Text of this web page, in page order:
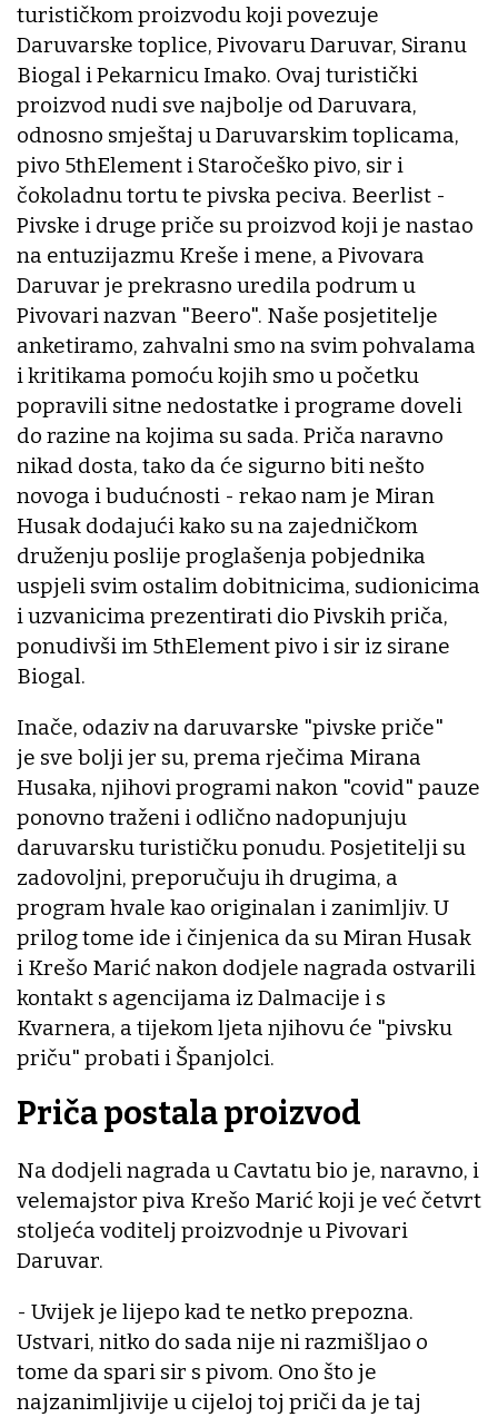
turističkom proizvodu koji povezuje
Daruvarske toplice, Pivovaru Daruvar, Siranu
Biogal i Pekarnicu Imako. Ovaj turistički
proizvod nudi sve najbolje od Daruvara,
odnosno smještaj u Daruvarskim toplicama,
pivo 5thElement i Staročeško pivo, sir i
čokoladnu tortu te pivska peciva. Beerlist -
Pivske i druge priče su proizvod koji je nastao
na entuzijazmu Kreše i mene, a Pivovara
Daruvar je prekrasno uredila podrum u
Pivovari nazvan "Beero". Naše posjetitelje
anketiramo, zahvalni smo na svim pohvalama
i kritikama pomoću kojih smo u početku
popravili sitne nedostatke i programe doveli
do razine na kojima su sada. Priča naravno
nikad dosta, tako da će sigurno biti nešto
novoga i budućnosti - rekao nam je Miran
Husak dodajući kako su na zajedničkom
druženju poslije proglašenja pobjednika
uspjeli svim ostalim dobitnicima, sudionicima
i uzvanicima prezentirati dio Pivskih priča,
ponudivši im 5thElement pivo i sir iz sirane
Biogal.
Inače, odaziv na daruvarske "pivske priče"
je sve bolji jer su, prema rječima Mirana
Husaka, njihovi programi nakon "covid" pauze
ponovno traženi i odlično nadopunjuju
daruvarsku turističku ponudu. Posjetitelji su
zadovoljni, preporučuju ih drugima, a
program hvale kao originalan i zanimljiv. U
prilog tome ide i činjenica da su Miran Husak
i Krešo Marić nakon dodjele nagrada ostvarili
kontakt s agencijama iz Dalmacije i s
Kvarnera, a tijekom ljeta njihovu će "pivsku
priču" probati i Španjolci.
Priča postala proizvod
Na dodjeli nagrada u Cavtatu bio je, naravno, i
velemajstor piva Krešo Marić koji je već četvrt
stoljeća voditelj proizvodnje u Pivovari
Daruvar.
- Uvijek je lijepo kad te netko prepozna.
Ustvari, nitko do sada nije ni razmišljao o
tome da spari sir s pivom. Ono što je
najzanimljivije u cijeloj toj priči da je taj